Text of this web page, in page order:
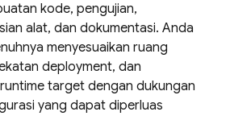
kode, pengujian,
alat, dan dokumentasi. Anda
menyesuaikan ruang
deployment, dan
target dengan dukungan
yang dapat diperluas